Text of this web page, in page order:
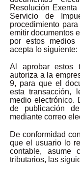
Resolución
Servicio de
procedimiento
emitir documentos
por estos medios
acepta lo siguiente:
Al aprobar estos
autoriza a la
9, para que el
esta transacción,
medio electrónico.
de publicación
mediante correo
De conformidad
que el usuario lo
contable, asume
tributarios, las